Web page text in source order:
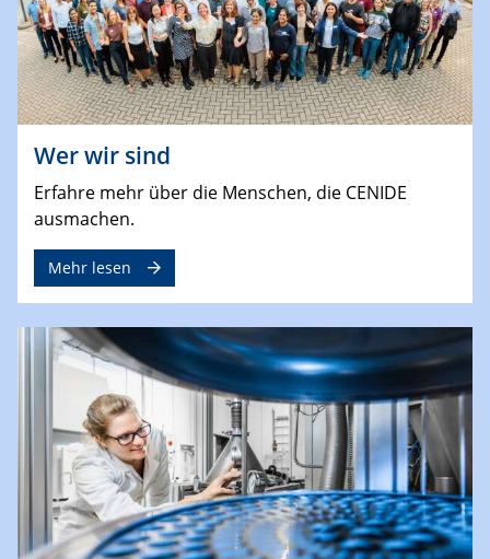
Wer wir sind
Erfahre mehr über die Menschen, die CENIDE
ausmachen.
Mehr lesen